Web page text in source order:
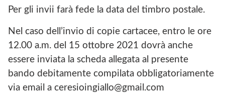
Per gli invii farà fede la data del timbro postale.
Nel caso dell’invio di copie cartacee, entro le ore
12.00 a.m. del 15 ottobre 2021 dovrà anche
essere inviata la scheda allegata al presente
bando debitamente compilata obbligatoriamente
via email a ceresioingiallo@gmail.com